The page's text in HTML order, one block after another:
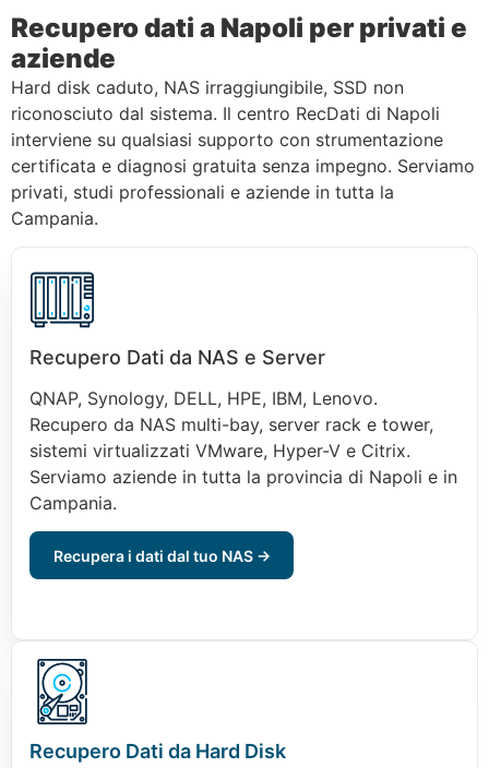
Recupero dati a Napoli per privati e
aziende
Hard disk caduto, NAS irraggiungibile, SSD non
riconosciuto dal sistema. Il centro RecDati di Napoli
interviene su qualsiasi supporto con strumentazione
certificata e diagnosi gratuita senza impegno. Serviamo
privati, studi professionali e aziende in tutta la
Campania.
Recupero Dati da NAS e Server
QNAP, Synology, DELL, HPE, IBM, Lenovo.
Recupero da NAS multi-bay, server rack e tower,
sistemi virtualizzati VMware, Hyper-V e Citrix.
Serviamo aziende in tutta la provincia di Napoli e in
Campania.
Recupera i dati dal tuo NAS →
Recupero Dati da Hard Disk